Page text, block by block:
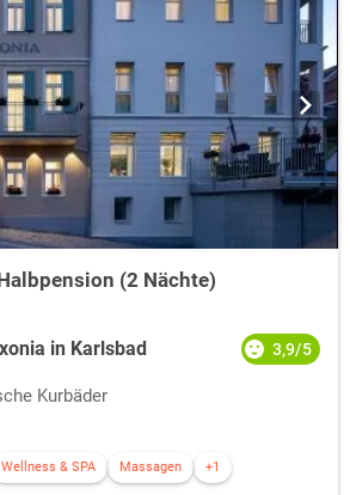
(2 Nächte)
in Karlsbad 3,9/5
Kurbäder
Wellness & SPA Massagen +1